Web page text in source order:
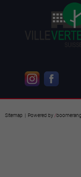
Sitemap | Powered by/boomerang